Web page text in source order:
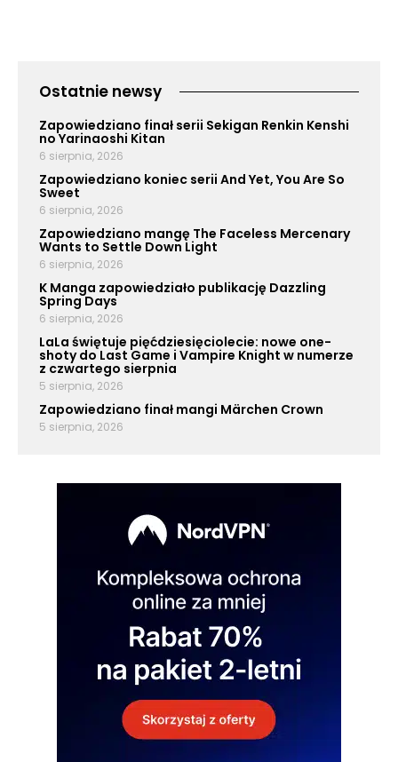
Ostatnie newsy
Zapowiedziano finał serii Sekigan Renkin Kenshi
no Yarinaoshi Kitan
6 sierpnia, 2026
Zapowiedziano koniec serii And Yet, You Are So
Sweet
6 sierpnia, 2026
Zapowiedziano mangę The Faceless Mercenary
Wants to Settle Down Light
6 sierpnia, 2026
K Manga zapowiedziało publikację Dazzling
Spring Days
6 sierpnia, 2026
LaLa świętuje pięćdziesięciolecie: nowe one-
shoty do Last Game i Vampire Knight w numerze
z czwartego sierpnia
5 sierpnia, 2026
Zapowiedziano finał mangi Märchen Crown
5 sierpnia, 2026